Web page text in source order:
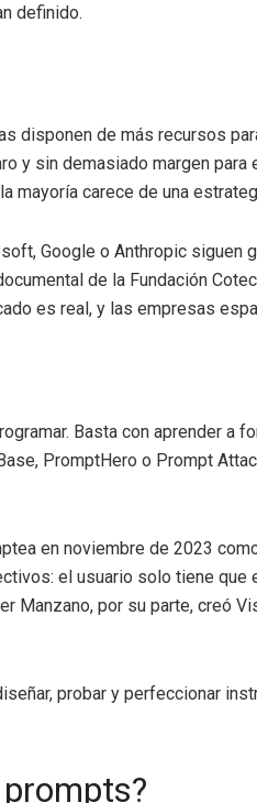
definido.
disponen de más recursos
y sin demasiado margen
carece de una
Google o Anthropic siguen
de la Fundación Cotec
es real, y las empresas
Basta con aprender a
PromptHero o Prompt
en noviembre de 2023
el usuario solo tiene que
Manzano, por su parte, creó
probar y perfeccionar